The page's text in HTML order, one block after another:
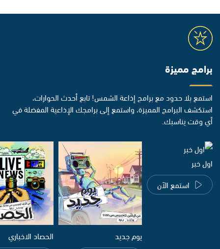
برامج مميزة
استمع بلا حدود مع برامج إذاعة الشمس! تابع أحدث الحوارات،
استكشف البرامج المميزة، واستمع إلى برامجك الإذاعية المفضلة في
أي وقت يناسبك.
اول خبر
استمع الآن
يوم جديد
الحصاد الاخباري